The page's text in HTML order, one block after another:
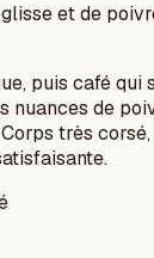
et de
puis café qui
nuances de
très